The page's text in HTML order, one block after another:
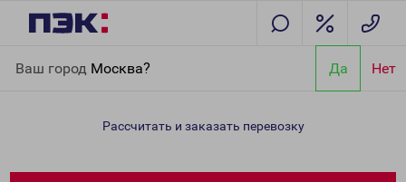
Ваш город Москва? Да Нет
Сочи
Рассчитать и заказать перевозку